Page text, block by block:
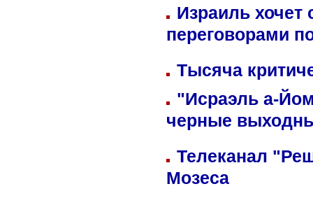
Израиль хочет
переговорами
Тысяча
"Исраэль а-
черные
Телеканал
Мозеса